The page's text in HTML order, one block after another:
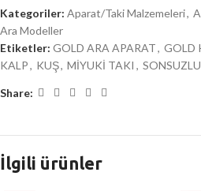
Kategoriler: Aparat/Taki Malzemeleri,
Ara Modeller
Etiketler: GOLD ARA APARAT, GOLD
KALP, KUŞ, MİYUKİ TAKI ,
Share:
İlgili ürünler